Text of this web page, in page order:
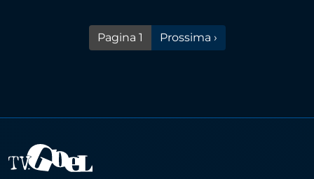
Pagina 1 Pagina successiva
Prossima ›